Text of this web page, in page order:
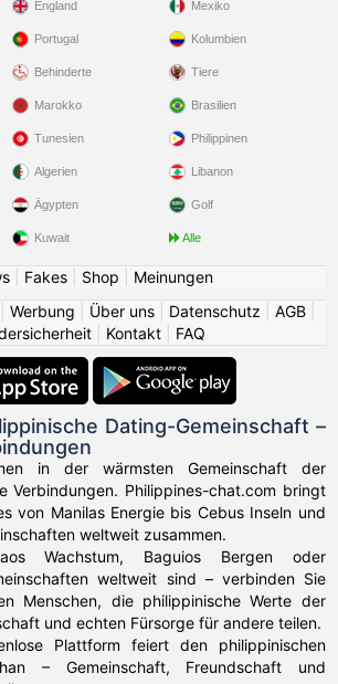
England
Portugal
Behinderte
Mexiko
Kolumbien
Tiere
Marokko
Tunesien
Algerien
Ägypten
Kuwait
Brasilien
Philippinen
Libanon
Golf
Alle
| Fakes| Shop
Meinungen
Werbung Über uns Datenschutz AGB
Kontakt FAQ
Dating-Gemeinschaft –
in der wärmsten Gemeinschaft der
Verbindungen. Philippines-chat.com bringt
von Manilas Energie bis Cebus Inseln und
weltweit zusammen.
Wachstum, Baguios Bergen oder
weltweit sind – verbinden Sie
Menschen, die philippinische Werte der
und echten Fürsorge für andere teilen.
Plattform feiert den philippinischen
– Gemeinschaft, Freundschaft und